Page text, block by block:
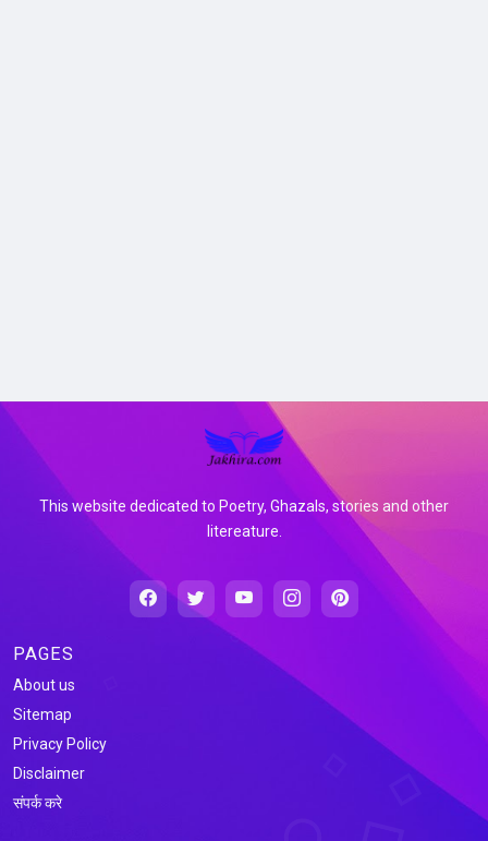
This website dedicated to Poetry, Ghazals, stories and other
litereature.
PAGES
About us
Sitemap
Privacy Policy
Disclaimer
संपर्क करे